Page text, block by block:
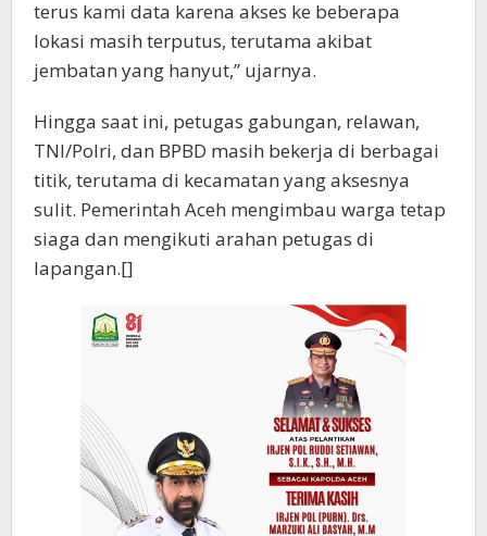
terus kami data karena akses ke beberapa
lokasi masih terputus, terutama akibat
jembatan yang hanyut,” ujarnya.
Hingga saat ini, petugas gabungan, relawan,
TNI/Polri, dan BPBD masih bekerja di berbagai
titik, terutama di kecamatan yang aksesnya
sulit. Pemerintah Aceh mengimbau warga tetap
siaga dan mengikuti arahan petugas di
lapangan.[]